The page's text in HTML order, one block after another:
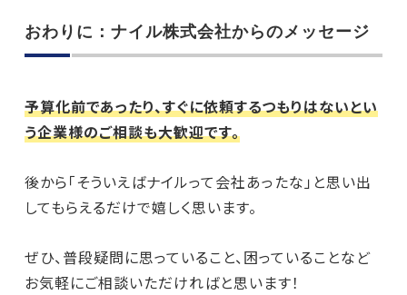
おわりに：ナイル株式会社からのメッセージ
予算化前であったり、すぐに依頼するつもりはないとい
う企業様のご相談も大歓迎です。
後から「そういえばナイルって会社あったな」と思い出
してもらえるだけで嬉しく思います。
ぜひ、普段疑問に思っていること、困っていることなど
お気軽にご相談いただければと思います！